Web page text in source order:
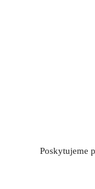
Poskytujeme